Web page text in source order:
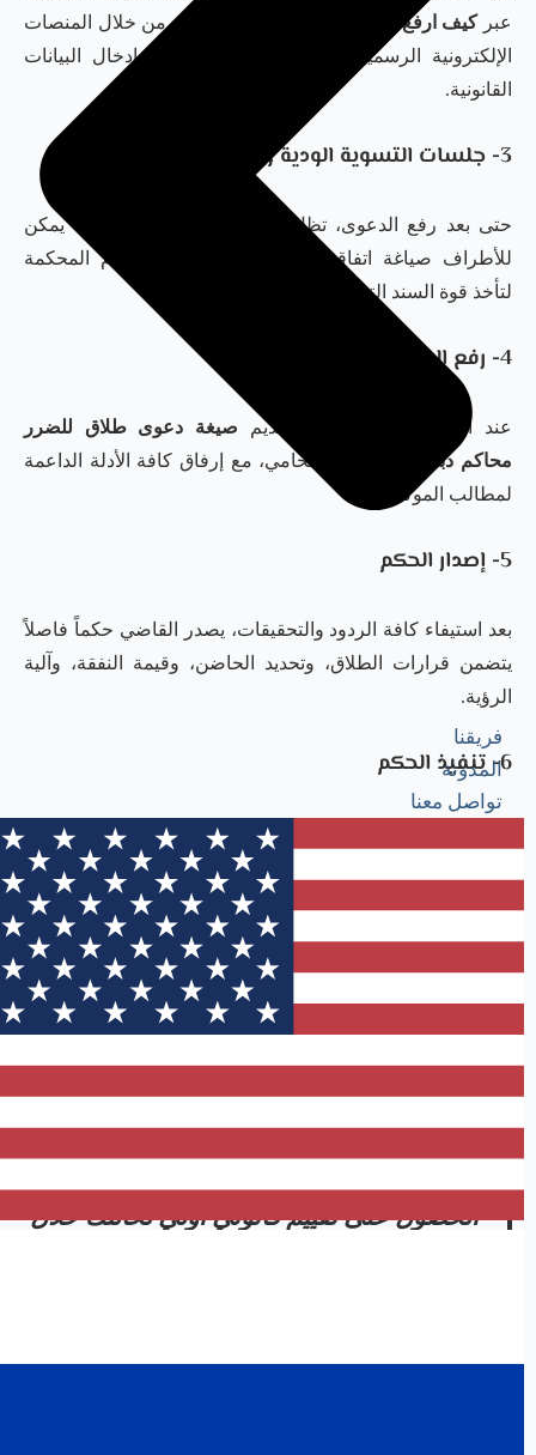
فريقنا
المدونة
تواصل معنا
عبركيف ارفع قضية طلاق اون لاين في دبيمن خلال المنصات
الإلكترونية الرسمية، وهو ما يتطلب دقة في إدخال البيانات
القانونية.
3- جلسات التسوية الودية والصلح
حتى بعد رفع الدعوى، تظل هناك فرص للتسوية؛ حيث يمكن
للأطراف صياغة اتفاقية صلح شاملة وتوثيقها أمام المحكمة
لتأخذ قوة السند التنفيذي.
4- رفع الدعوى أمام المحكمة
عند الإحالة للمحكمة، يتم تقديم صيغة دعوى طلاق للضرر
محاكم دبي
التي أعدها المحامي، مع إرفاق كافة الأدلة الداعمة
لمطالب الموكل.
5- إصدار الحكم
بعد استيفاء كافة الردود والتحقيقات، يصدر القاضي حكماً فاصلاً
يتضمن قرارات الطلاق، وتحديد الحاضن، وقيمة النفقة، وآلية
الرؤية.
6- تنفيذ الحكم
تبدأ إجراءات التنفيذ لضمان سداد المبالغ المحكوم بها أو تسليم
الأطفال، وقد تشمل إجراءات حازمة مثل الحجز التحفظي أو
المنع من السفر في حال الامتناع عن التنفيذ.
7- الطعن والاستئناف
يحق لمن يرى أن الحكم لم ينصفه تقديم طعن أمام محكمة
الاستئناف ومن ثم محكمة التمييز وفقاً للمواعيد والشروط
القانونية المحددة.
هل تواجه قضية طلاق في دبي؟ يمكنك
الحصول على تقييم قانوني أولي لحالتك خلال